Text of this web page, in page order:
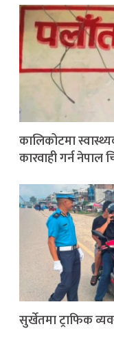
कालिकोटमा
कारवाही गर्न
सुर्खेतमा ट्राफिक